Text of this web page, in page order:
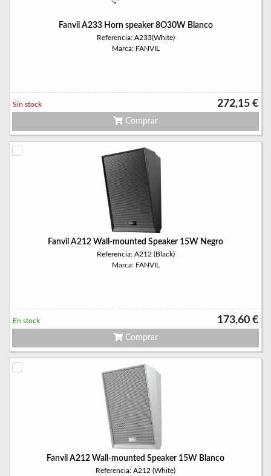
Fanvil A233 Horn speaker 8O30W Blanco
Referencia: A233(White)
Marca: FANVIL
272,15 €
Sin stock
Comprar
Fanvil A212 Wall-mounted Speaker 15W Negro
Referencia: A212 (Black)
Marca: FANVIL
173,60 €
En stock
Comprar
Fanvil A212 Wall-mounted Speaker 15W Blanco
Referencia: A212 (White)